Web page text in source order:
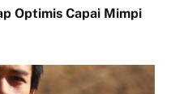
Optimis Capai Mimpi